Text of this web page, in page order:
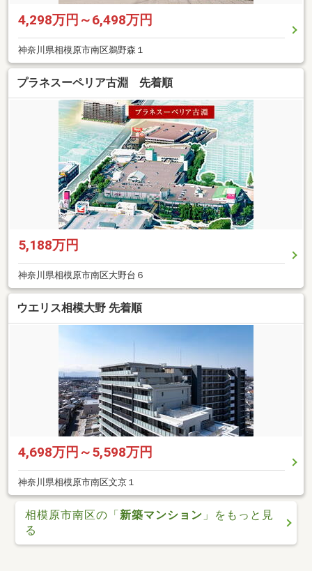
4,298万円～6,498万円
神奈川県相模原市南区鵜野森１
プラネスーペリア古淵 先着順
5,188万円
神奈川県相模原市南区大野台６
ウエリス相模大野 先着順
4,698万円～5,598万円
神奈川県相模原市南区文京１
相模原市南区の「新築マンション 」をもっと見
る